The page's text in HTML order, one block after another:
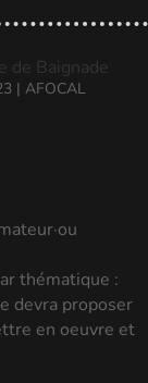
de Baignade
| AFOCAL
thématique :
devra proposer
en oeuvre et